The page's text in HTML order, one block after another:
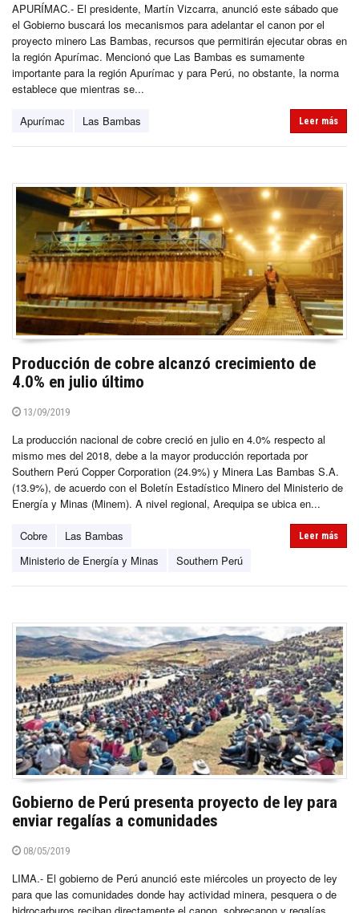
APURÍMAC.- El presidente, Martín Vizcarra, anunció este sábado que
el Gobierno buscará los mecanismos para adelantar el canon por el
proyecto minero Las Bambas, recursos que permitirán ejecutar obras en
la región Apurímac. Mencionó que Las Bambas es sumamente
importante para la región Apurímac y para Perú, no obstante, la norma
establece que mientras se...
Apurímac Las Bambas Leer más
Producción de cobre alcanzó crecimiento de
4.0% en julio último
13/09/2019
La producción nacional de cobre creció en julio en 4.0% respecto al
mismo mes del 2018, debe a la mayor producción reportada por
Southern Perú Copper Corporation (24.9%) y Minera Las Bambas S.A.
(13.9%), de acuerdo con el Boletín Estadístico Minero del Ministerio de
Energía y Minas (Minem). A nivel regional, Arequipa se ubica en...
Cobre
Las Bambas
Ministerio de Energía y Minas
Southern Perú
Leer más
Gobierno de Perú presenta proyecto de ley para
enviar regalías a comunidades
08/05/2019
LIMA.- El gobierno de Perú anunció este miércoles un proyecto de ley
para que las comunidades donde hay actividad minera, pesquera o de